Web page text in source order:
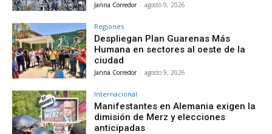
Janna Corredor - agosto 9, 2026
Regiones
Despliegan Plan Guarenas Más
Humana en sectores al oeste de la
ciudad
Janna Corredor - agosto 9, 2026
Internacional
Manifestantes en Alemania exigen la
dimisión de Merz y elecciones
anticipadas